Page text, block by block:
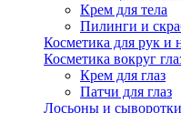
Крем для тела
Пилинги и
Косметика для рук и
Косметика вокруг
Крем для глаз
Патчи для глаз
Лосьоны и сыворотки